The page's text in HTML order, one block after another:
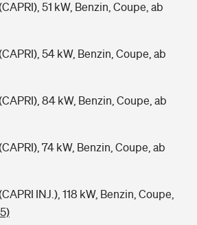
51 kW, Benzin, Coupe, ab
54 kW, Benzin, Coupe, ab
84 kW, Benzin, Coupe, ab
74 kW, Benzin, Coupe, ab
INJ.), 118 kW, Benzin, Coupe,